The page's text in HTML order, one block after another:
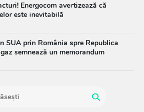
Energocom avertizează că
este inevitabilă
SUA prin România spre Republica
semnează un memorandum